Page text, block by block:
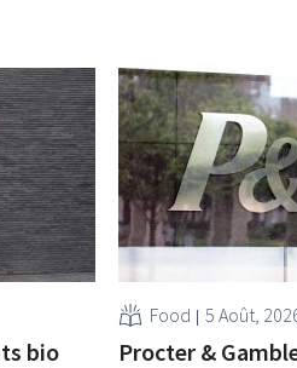
bio
Food 5 Août,
Procter &